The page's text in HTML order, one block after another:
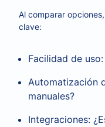
Al comparar
clave:
Facilidad de
Automatización
manuales?
Integraciones: